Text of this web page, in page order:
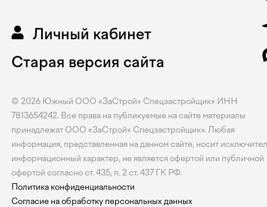
Личный кабинет
Старая версия сайта
© 2026 Южный ООО «ЗаСтрой» Спецзастройщик» ИНН
7813654242. Все права на публикуемые на сайте материалы
принадлежат ООО «ЗаСтрой» Спецзастройщик». Любая
информация, представленная на данном сайте, носит
информационный характер, не является офертой или публичной
офертой согласно ст. 435, п. 2 ст. 437 ГК РФ.
Политика конфиденциальности
Согласие на обработку персональных данных